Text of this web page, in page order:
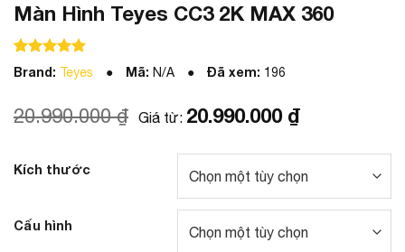
Màn Hình Teyes CC3 2K MAX 360
100trên 5 dựa trên
100 đánh giá
Brand: Teyes Mã: N/A Đã xem: 196
20.990.000₫ Giá từ: 20.990.000 ₫
Kích thước
Cấu hình